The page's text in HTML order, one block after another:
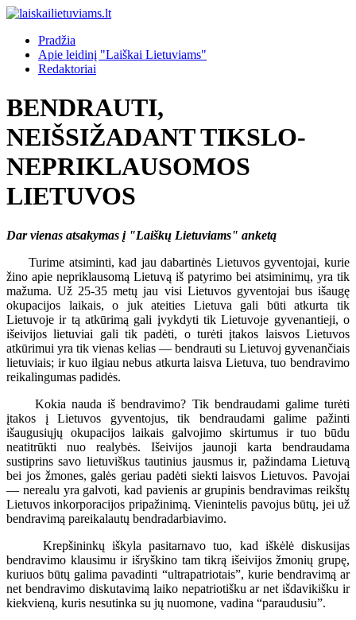
Pradžia
Apie leidinį "Laiškai Lietuviams"
Redaktoriai
BENDRAUTI,
NEIŠSIŽADANT TIKSLO-
NEPRIKLAUSOMOS
LIETUVOS
Dar vienas atsakymas į "Laiškų Lietuviams" anketą
Turime atsiminti, kad jau dabartinės Lietuvos gyventojai, kurie
žino apie nepriklausomą Lietuvą iš patyrimo bei atsiminimų, yra tik
mažuma. Už 25-35 metų jau visi Lietuvos gyventojai bus išaugę
okupacijos laikais, o juk ateities Lietuva gali būti atkurta tik
Lietuvoje ir tą atkūrimą gali įvykdyti tik Lietuvoje gyvenantieji, o
išeivijos lietuviai gali tik padėti, o turėti įtakos laisvos Lietuvos
atkūrimui yra tik vienas kelias — bendrauti su Lietuvoj gyvenančiais
lietuviais; ir kuo ilgiau nebus atkurta laisva Lietuva, tuo bendravimo
reikalingumas padidės.
Kokia nauda iš bendravimo? Tik bendraudami galime turėti
įtakos į Lietuvos gyventojus, tik bendraudami galime pažinti
išaugusiųjų okupacijos laikais galvojimo skirtumus ir tuo būdu
neatitrūkti nuo realybės. Išeivijos jaunoji karta bendraudama
sustiprins savo lietuviškus tautinius jausmus ir, pažindama Lietuvą
bei jos žmones, galės geriau padėti siekti laisvos Lietuvos. Pavojai
— nerealu yra galvoti, kad pavienis ar grupinis bendravimas reikštų
Lietuvos inkorporacijos pripažinimą. Vienintelis pavojus būtų, jei už
bendravimą pareikalautų bendradarbiavimo.
Krepšininkų iškyla pasitarnavo tuo, kad iškėlė diskusijas
bendravimo klausimu ir išryškino tam tikrą išeivijos žmonių grupę,
kuriuos būtų galima pavadinti “ultrapatriotais”, kurie bendravimą ar
net bendravimo diskutavimą laiko nepatriotišku ar net išdavikišku ir
kiekvieną, kuris nesutinka su jų nuomone, vadina “paraudusiu”.